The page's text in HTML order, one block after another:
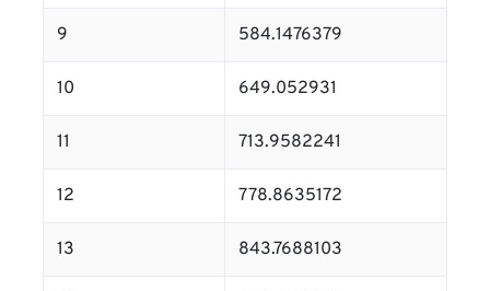
9 584.1476379
10 649.052931
11 713.9582241
12 778.8635172
13 843.7688103